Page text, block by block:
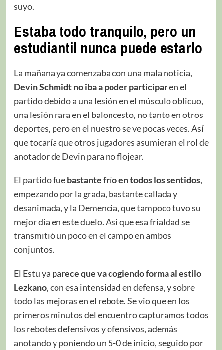
suyo.
Estaba todo tranquilo, pero un
estudiantil nunca puede estarlo
La mañana ya comenzaba con una mala noticia,
Devin Schmidt no iba a poder participaren el
partido debido a una lesión en el músculo oblicuo,
una lesión rara en el baloncesto, no tanto en otros
deportes, pero en el nuestro se ve pocas veces. Así
que tocaría que otros jugadores asumieran el rol de
anotador de Devin para no flojear.
El partido fuebastante frío en todos los sentidos,
empezando por la grada, bastante callada y
desanimada, y la Demencia, que tampoco tuvo su
mejor día en este duelo. Así que esa frialdad se
transmitió un poco en el campo en ambos
conjuntos.
El Estu ya parece que va cogiendo forma al estilo
Lezkano, con esa intensidad en defensa, y sobre
todo las mejoras en el rebote. Se vio que en los
primeros minutos del encuentro capturamos todos
los rebotes defensivos y ofensivos, además
anotando y poniendo un 5-0 de inicio, seguido por